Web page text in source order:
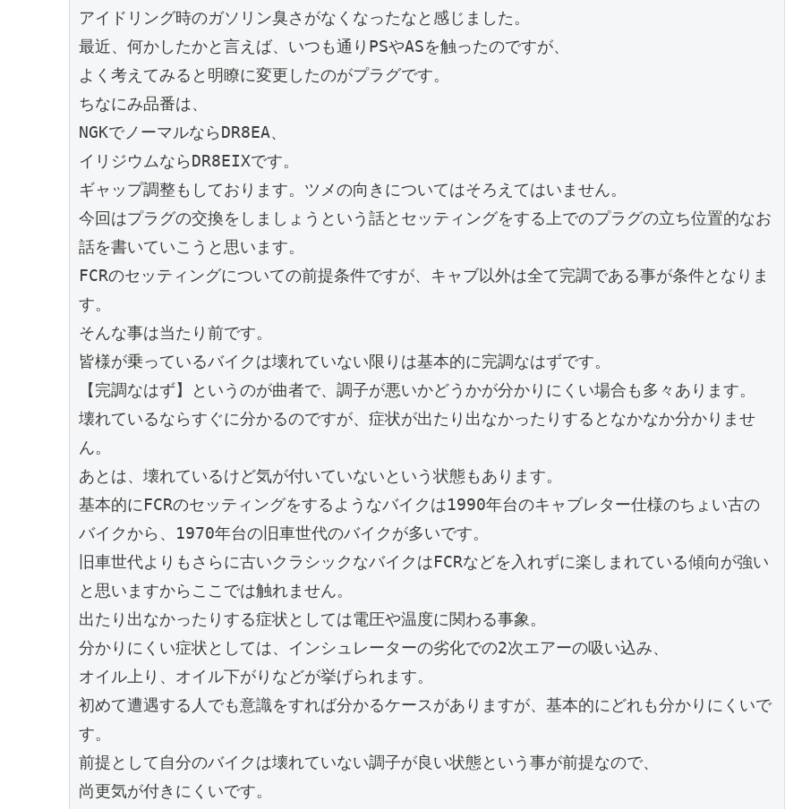
アイドリング時のガソリン臭さがなくなったなと感じました。
最近、何かしたかと言えば、いつも通りPSやASを触ったのですが、
よく考えてみると明瞭に変更したのがプラグです。
ちなにみ品番は、
NGKでノーマルならDR8EA、
イリジウムならDR8EIXです。
ギャップ調整もしております。ツメの向きについてはそろえてはいません。
今回はプラグの交換をしましょうという話とセッティングをする上でのプラグの立ち位置的なお
話を書いていこうと思います。
FCRのセッティングについての前提条件ですが、キャブ以外は全て完調である事が条件となりま
す。
そんな事は当たり前です。
皆様が乗っているバイクは壊れていない限りは基本的に完調なはずです。
【完調なはず】というのが曲者で、調子が悪いかどうかが分かりにくい場合も多々あります。
壊れているならすぐに分かるのですが、症状が出たり出なかったりするとなかなか分かりませ
ん。
あとは、壊れているけど気が付いていないという状態もあります。
基本的にFCRのセッティングをするようなバイクは1990年台のキャブレター仕様のちょい古の
バイクから、1970年台の旧車世代のバイクが多いです。
旧車世代よりもさらに古いクラシックなバイクはFCRなどを入れずに楽しまれている傾向が強い
と思いますからここでは触れません。
出たり出なかったりする症状としては電圧や温度に関わる事象。
分かりにくい症状としては、インシュレーターの劣化での2次エアーの吸い込み、
オイル上り、オイル下がりなどが挙げられます。
初めて遭遇する人でも意識をすれば分かるケースがありますが、基本的にどれも分かりにくいで
す。
前提として自分のバイクは壊れていない調子が良い状態という事が前提なので、
尚更気が付きにくいです。